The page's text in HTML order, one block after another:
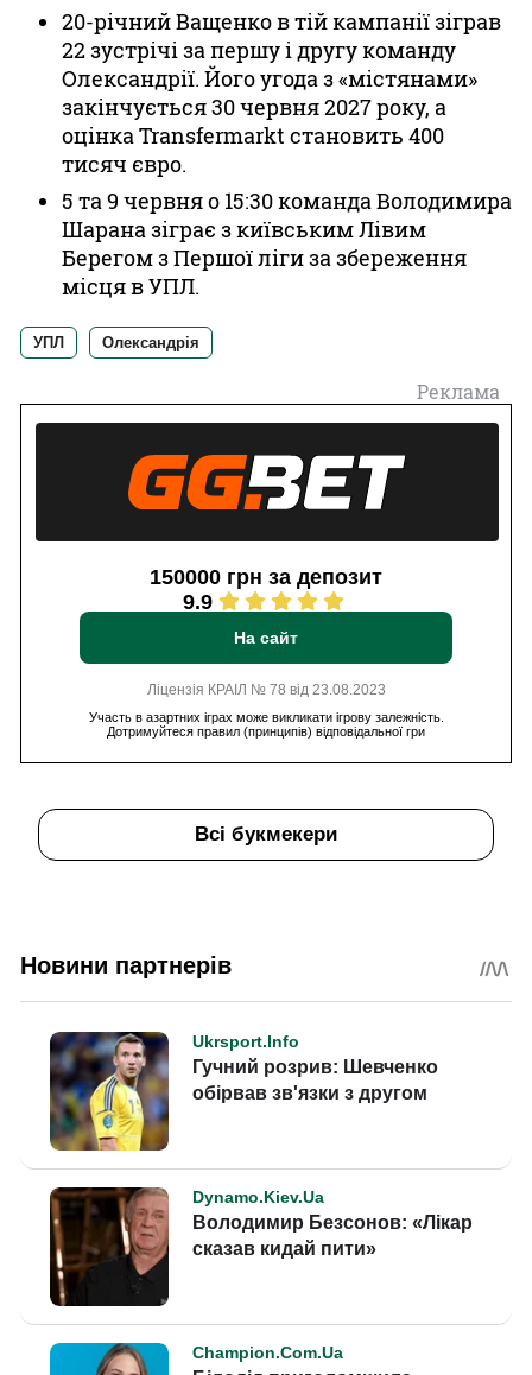
20-річний Ващенко в тій кампанії зіграв
22 зустрічі за першу і другу команду
Олександрії. Його угода з «містянами»
закінчується 30 червня 2027 року, а
оцінка Transfermarkt становить 400
тисяч євро.
5 та 9 червня о 15:30 команда Володимира
Шарана зіграє з київським Лівим
Берегом з Першої ліги за збереження
місця в УПЛ.
УПЛ Олександрія
Реклама
150000 грн за депозит
9.9
На сайт
Ліцензія КРАІЛ № 78 від 23.08.2023
Участь в азартних іграх може викликати ігрову залежність.
Дотримуйтеся правил (принципів) відповідальної гри
Всі букмекери